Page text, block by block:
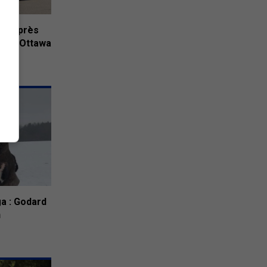
après
à Ottawa
: Godard